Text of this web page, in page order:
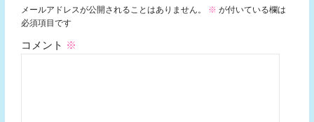
メールアドレスが公開されることはありません。 ※ が付いている欄は
必須項目です
コメント ※